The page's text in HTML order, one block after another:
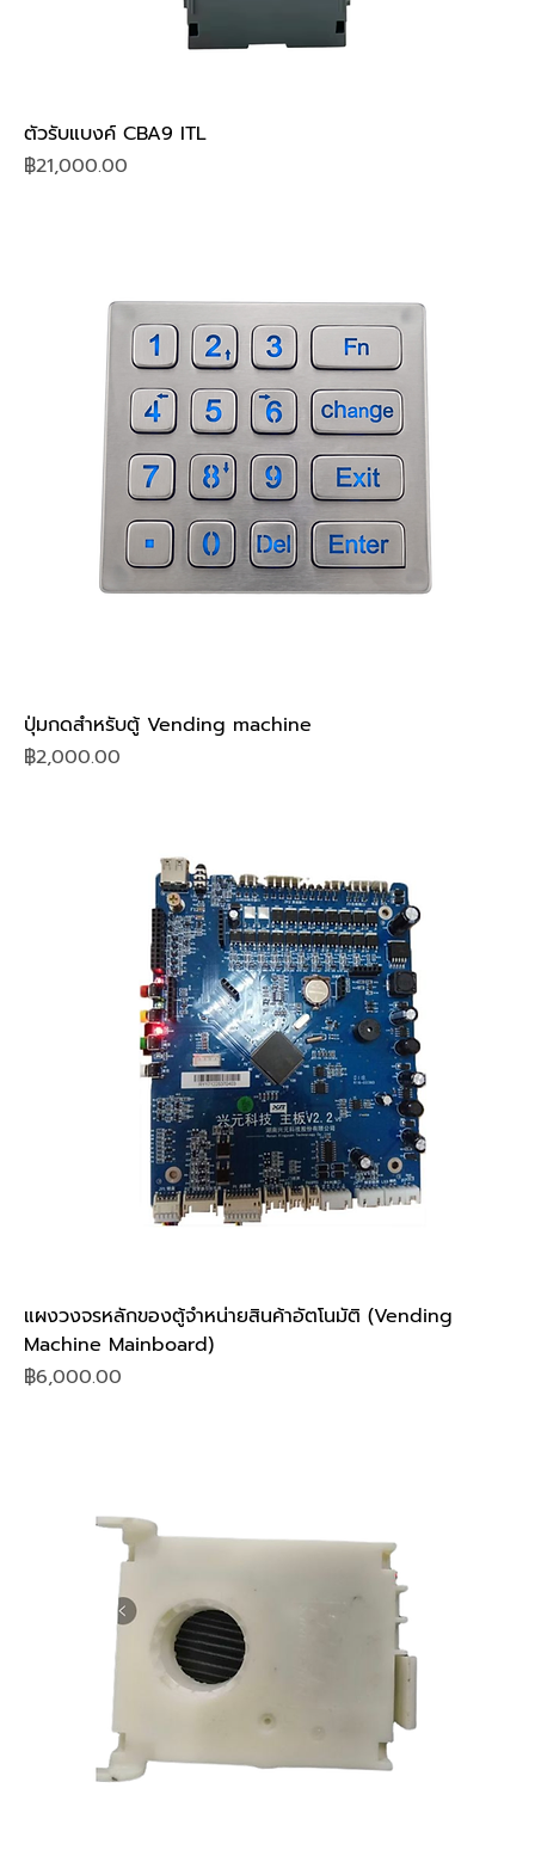
ตัวรับแบงค์ CBA9 ITL
Price
฿21,000.00
ปุ่มกดสำหรับตู้ Vending machine
Price
฿2,000.00
แผงวงจรหลักของตู้จำหน่ายสินค้าอัตโนมัติ (Vending
Machine Mainboard)
Price
฿6,000.00